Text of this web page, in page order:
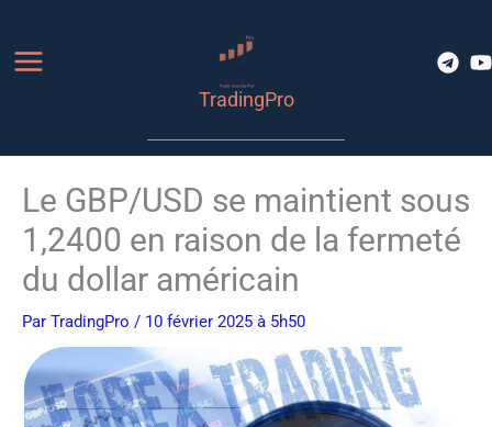
contenu
TradingPro
Le GBP/USD se maintient sous
1,2400 en raison de la fermeté
du dollar américain
Par TradingPro / 10 février 2025 à 5h50